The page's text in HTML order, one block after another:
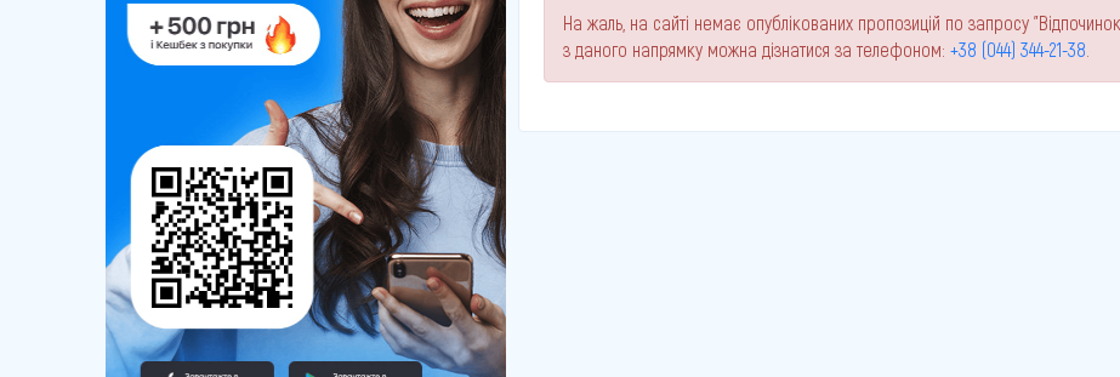
На жаль, на сайті немає опублікованих пропозицій по запросу
з даного напрямку можна дізнатися за телефоном: +38 (044) 344-21-38